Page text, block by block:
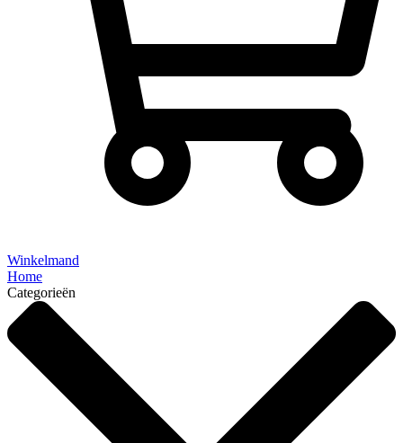
Winkelmand
Home
Categorieën